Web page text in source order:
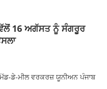
16 ਅਗੱਸਤ ਨੂੰ ਸੰਗਰੂਰ
ਡੇ-ਮੀਲ ਵਰਕਰਜ਼ ਯੂਨੀਅਨ ਪੰਜਾਬ